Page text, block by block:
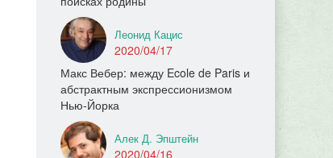
Леонид Кацис
2020/04/17
Макс Вебер: между Ecole de Paris и
абстрактным экспрессионизмом
Нью-Йорка
Алек Д. Эпштейн
2020/04/16